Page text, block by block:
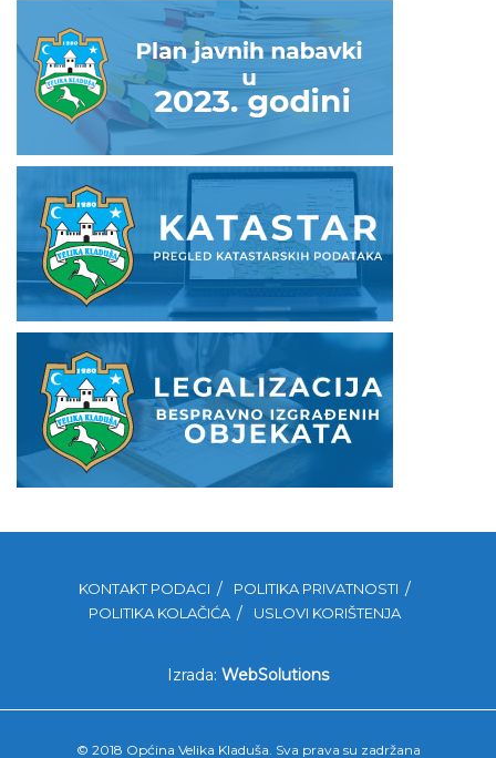
KONTAKT PODACI
POLITIKA PRIVATNOSTI
POLITIKA KOLAČIĆA
USLOVI KORIŠTENJA
Izrada: WebSolutions
© 2018 Općina Velika Kladuša. Sva prava su zadržana